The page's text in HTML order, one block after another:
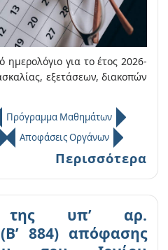
για το έτος 2026-
εξετάσεων, διακοπών
Πρόγραμμα Μαθημάτων
Αποφάσεις Οργάνων
Περισσότερα
της υπ’ αρ.
884) απόφασης